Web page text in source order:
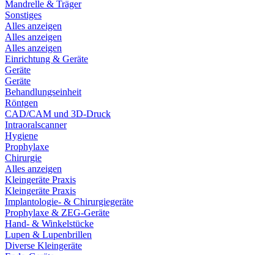
Mandrelle & Träger
Sonstiges
Alles anzeigen
Alles anzeigen
Alles anzeigen
Einrichtung & Geräte
Geräte
Geräte
Behandlungseinheit
Röntgen
CAD/CAM und 3D-Druck
Intraoralscanner
Hygiene
Prophylaxe
Chirurgie
Alles anzeigen
Kleingeräte Praxis
Kleingeräte Praxis
Implantologie- & Chirurgiegeräte
Prophylaxe & ZEG-Geräte
Hand- & Winkelstücke
Lupen & Lupenbrillen
Diverse Kleingeräte